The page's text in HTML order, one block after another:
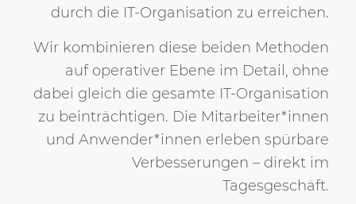
durch die IT-Organisation zu erreichen.
Wir kombinieren diese beiden Methoden
auf operativer Ebene im Detail, ohne
dabei gleich die gesamte IT-Organisation
zu beinträchtigen. Die Mitarbeiter*innen
und Anwender*innen erleben spürbare
Verbesserungen – direkt im
Tagesgeschäft.